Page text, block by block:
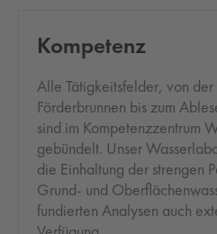
Kom­pe­tenz
Alle Tätigkeitsfelder, von
Förderbrunnen bis zum
sind im Kompetenzzentrum
gebündelt. Unser
die Einhaltung der strengen
Grund- und
fundierten Analysen auch